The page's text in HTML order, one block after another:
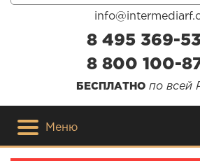
8 495 369-
8 800 100-
БЕСПЛАТНО по всей
Меню